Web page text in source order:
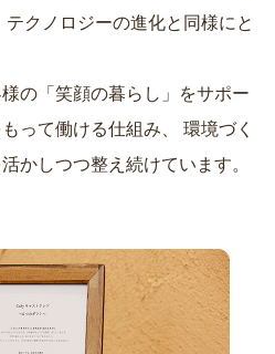
の「笑顔の暮らし」をサポー
って働ける仕組み、
かしつつ整え続けています。